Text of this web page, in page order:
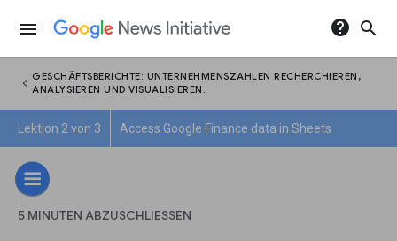
menu help search
chevron_left GESCHÄFTSBERICHTE: UNTERNEHMENSZAHLEN RECHERCHIEREN,
ANALYSIEREN UND VISUALISIEREN.
Lektion 2 von 3 Access Google Finance data in Sheets
5 MINUTEN ABZUSCHLIESSEN